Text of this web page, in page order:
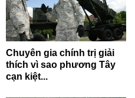
Chuyên gia chính trị giải
thích vì sao phương Tây
cạn kiệt...